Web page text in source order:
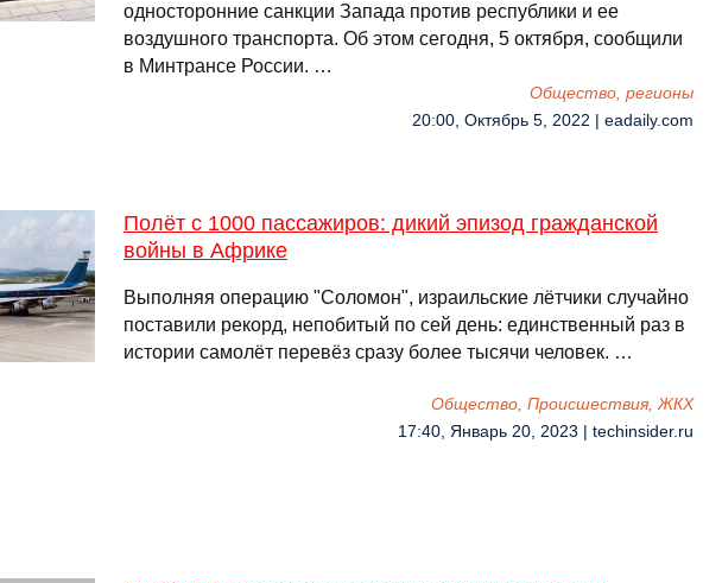
односторонние санкции Запада против республики и ее
воздушного транспорта. Об этом сегодня, 5 октября, сообщили
в Минтрансе России. …
Общество, регионы
20:00, Октябрь 5, 2022 | eadaily.com
Полёт с 1000 пассажиров: дикий эпизод гражданской
войны в Африке
Выполняя операцию "Соломон", израильские лётчики случайно
поставили рекорд, непобитый по сей день: единственный раз в
истории самолёт перевёз сразу более тысячи человек. …
Общество, Происшествия, ЖКХ
17:40, Январь 20, 2023 | techinsider.ru